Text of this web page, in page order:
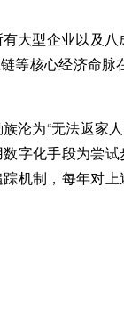
大型企业以及
等核心经济命
沦为“无法返家
字化手段为尝
机制，每年对